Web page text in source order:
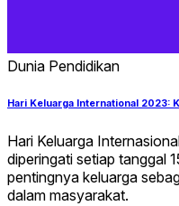
Dunia Pendidikan
Hari Keluarga International 2023:
Hari Keluarga
diperingati setiap tanggal
pentingnya keluarga
dalam masyarakat.